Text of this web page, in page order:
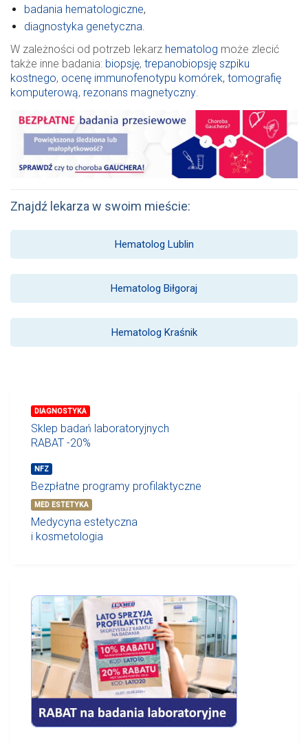
badania hematologiczne,
diagnostyka genetyczna.
W zależności od potrzeb lekarz hematolog może zlecić
także inne badania: biopsję, trepanobiopsję szpiku
kostnego, ocenę immunofenotypu komórek, tomografię
komputerową, rezonans magnetyczny
Znajdź lekarza w swoim mieście:
Hematolog Lublin
Hematolog Biłgoraj
Hematolog Kraśnik
DIAGNOSTYKA
Sklep badań laboratoryjnych
RABAT -20%
NFZ
Bezpłatne programy profilaktyczne
MED ESTETYKA
Medycyna estetyczna
i kosmetologia